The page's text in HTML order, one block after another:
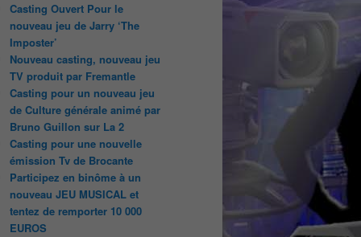
Casting Ouvert Pour le
nouveau jeu de Jarry ‘The
Imposter’
Nouveau casting, nouveau jeu
TV produit par Fremantle
Casting pour un nouveau jeu
de Culture générale animé par
Bruno Guillon sur La 2
Casting pour une nouvelle
émission Tv de Brocante
Participez en binôme à un
nouveau JEU MUSICAL et
tentez de remporter 10 000
EUROS